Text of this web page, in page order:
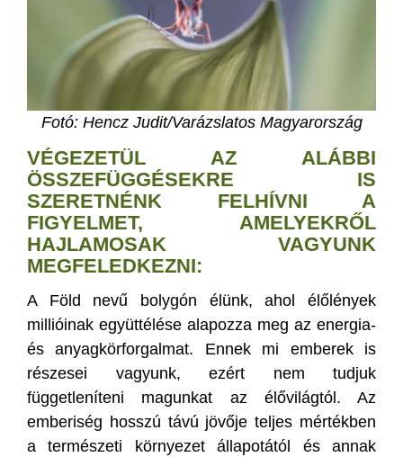
Fotó: Hencz Judit/Varázslatos Magyarország
VÉGEZETÜL AZ ALÁBBI
ÖSSZEFÜGGÉSEKRE IS
SZERETNÉNK FELHÍVNI A
FIGYELMET, AMELYEKRŐL
HAJLAMOSAK VAGYUNK
MEGFELEDKEZNI:
A Föld nevű bolygón élünk, ahol élőlények
millióinak együttélése alapozza meg az energia-
és anyagkörforgalmat. Ennek mi emberek is
részesei vagyunk, ezért nem tudjuk
függetleníteni magunkat az élővilágtól. Az
emberiség hosszú távú jövője teljes mértékben
a természeti környezet állapotától és annak